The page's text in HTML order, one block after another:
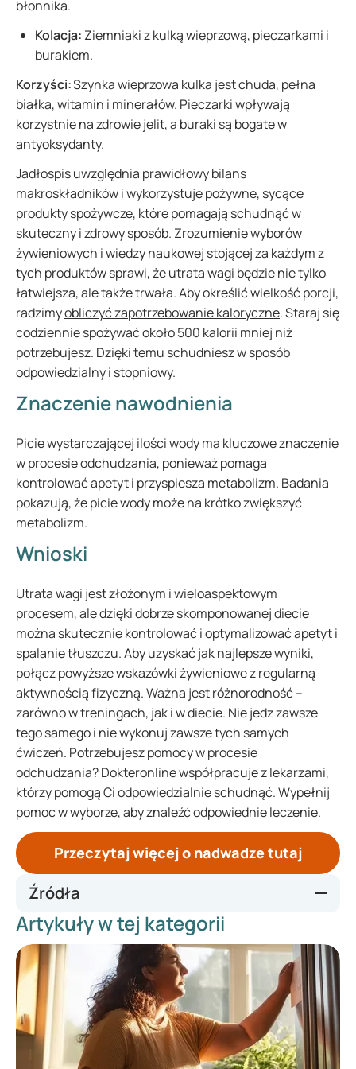
błonnika.
Kolacja: Ziemniaki z kulką wieprzową, pieczarkami i
burakiem.
Korzyści:Szynka wieprzowa kulka jest chuda, pełna
białka, witamin i minerałów. Pieczarki wpływają
korzystnie na zdrowie jelit, a buraki są bogate w
antyoksydanty.
Jadłospis uwzględnia prawidłowy bilans
makroskładników i wykorzystuje pożywne, sycące
produkty spożywcze, które pomagają schudnąć w
skuteczny i zdrowy sposób. Zrozumienie wyborów
żywieniowych i wiedzy naukowej stojącej za każdym z
tych produktów sprawi, że utrata wagi będzie nie tylko
łatwiejsza, ale także trwała. Aby określić wielkość porcji,
radzimyobliczyć zapotrzebowanie kaloryczne. Staraj się
codziennie spożywać około 500 kalorii mniej niż
potrzebujesz. Dzięki temu schudniesz w sposób
odpowiedzialny i stopniowy.
Znaczenie nawodnienia
Picie wystarczającej ilości wody ma kluczowe znaczenie
w procesie odchudzania, ponieważ pomaga
kontrolować apetyt i przyspiesza metabolizm. Badania
pokazują, że picie wody może na krótko zwiększyć
metabolizm.
Wnioski
Utrata wagi jest złożonym i wieloaspektowym
procesem, ale dzięki dobrze skomponowanej diecie
można skutecznie kontrolować i optymalizować apetyt i
spalanie tłuszczu. Aby uzyskać jak najlepsze wyniki,
połącz powyższe wskazówki żywieniowe z regularną
aktywnością fizyczną. Ważna jest różnorodność –
zarówno w treningach, jak i w diecie. Nie jedz zawsze
tego samego i nie wykonuj zawsze tych samych
ćwiczeń. Potrzebujesz pomocy w procesie
odchudzania? Dokteronline współpracuje z lekarzami,
którzy pomogą Ci odpowiedzialnie schudnąć. Wypełnij
pomoc w wyborze, aby znaleźć odpowiednie leczenie.
Przeczytaj więcej o nadwadze tutaj
Źródła
https://www.thuisarts.nl/overgewicht-bij-volwassenen/ik-
wil-gezond-gaan-eten-omdat-ik-overgewicht-heb
https://gezond.be/10-tips-om-je-vetverbranding-te-
stimuleren/
https://www.fit.nl/afvallen/vet-verbranden
https://richtlijnen.nhg.org/standaarden/obesitas
https://www.voedingscentrum.nl/nl/gezond-eten-met-de-
schijf-van-vijf/hoeveel-en-wat-kan-ik-per-dag-eten-.aspx
Artykuły w tej kategorii